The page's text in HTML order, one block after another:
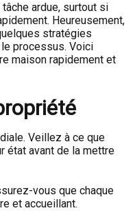
ardue, surtout si
Heureusement,
stratégies
processus. Voici
maison rapidement et
Veillez à ce que
état avant de la mettre
vous que chaque
et accueillant.